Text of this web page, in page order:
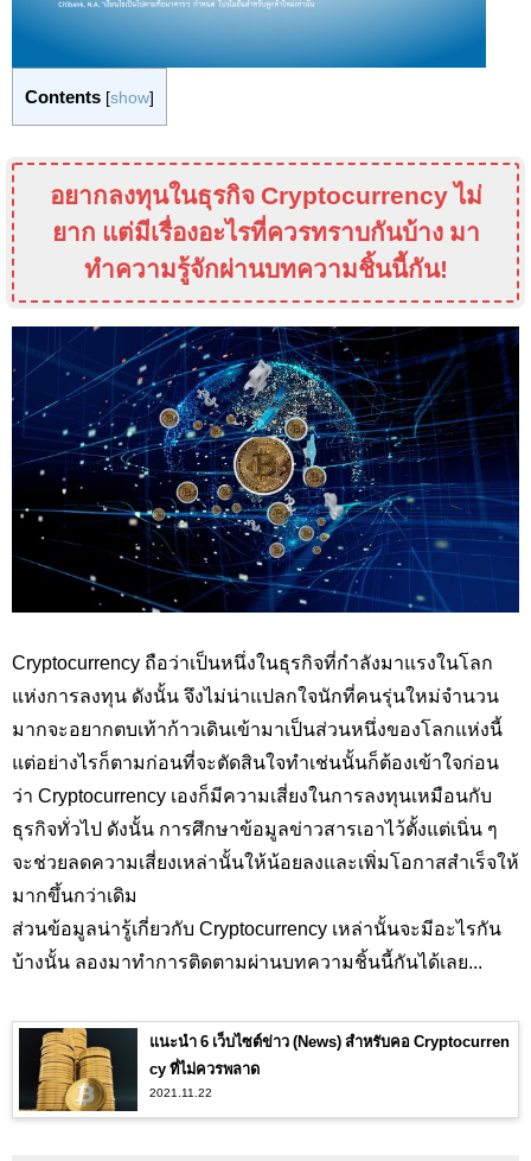
Contents [show]
อยากลงทุนในธุรกิจ Cryptocurrencyไม่
ยาก แต่มีเรื่องอะไรที่ควรทราบกันบ้าง มา
ทำความรู้จักผ่านบทความชิ้นนี้กัน!
Cryptocurrency ถือว่าเป็นหนึ่งในธุรกิจที่กำลังมาแรงในโลก
แห่งการลงทุน ดังนั้น จึงไม่น่าแปลกใจนักที่คนรุ่นใหม่จำนวน
มากจะอยากตบเท้าก้าวเดินเข้ามาเป็นส่วนหนึ่งของโลกแห่งนี้
แต่อย่างไรก็ตามก่อนที่จะตัดสินใจทำเช่นนั้นก็ต้องเข้าใจก่อน
ว่า Cryptocurrency เองก็มีความเสี่ยงในการลงทุนเหมือนกับ
ธุรกิจทั่วไป ดังนั้น การศึกษาข้อมูลข่าวสารเอาไว้ตั้งแต่เนิ่น ๆ
จะช่วยลดความเสี่ยงเหล่านั้นให้น้อยลงและเพิ่มโอกาสสำเร็จให้
มากขึ้นกว่าเดิม
ส่วนข้อมูลน่ารู้เกี่ยวกับ Cryptocurrency เหล่านั้นจะมีอะไรกัน
บ้างนั้น ลองมาทำการติดตามผ่านบทความชิ้นนี้กันได้เลย...
แนะนำ 6 เว็บไซต์ข่าว (News) สำหรับคอ Cryptocurren
cy ที่ไม่ควรพลาด
2021.11.22